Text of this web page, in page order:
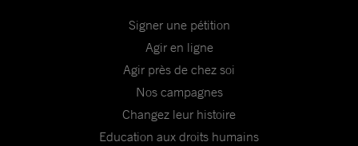
Signer une pétition
Agir en ligne
Agir près de chez soi
Nos campagnes
Changez leur histoire
Education aux droits humains